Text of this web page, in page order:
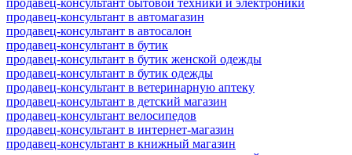
продавец-консультант в автомагазин
продавец-консультант в автосалон
продавец-консультант в бутик
продавец-консультант в бутик женской одежды
продавец-консультант в бутик одежды
продавец-консультант в ветеринарную аптеку
продавец-консультант в детский магазин
продавец-консультант велосипедов
продавец-консультант в интернет-магазин
продавец-консультант в книжный магазин